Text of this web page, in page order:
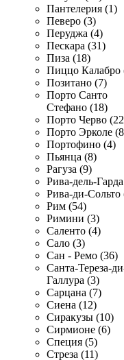
Пантелерия (1)
Певеро (3)
Перуджа (4)
Пескара (31)
Пиза (18)
Пиццо Калабро
Позитано (7)
Порто Санто
Стефано (18)
Порто Черво
Порто Эрколе
Портофино (4)
Пьянца (8)
Рагуза (9)
Рива-дель-
Рива-ди-Сольто
Рим (54)
Римини (3)
Саленто (4)
Сало (3)
Сан - Ремо (36)
Санта-Тереза-
Галлура (3)
Сарцана (7)
Сиена (12)
Сиракузы (10)
Сирмионе (6)
Специя (5)
Стреза (11)